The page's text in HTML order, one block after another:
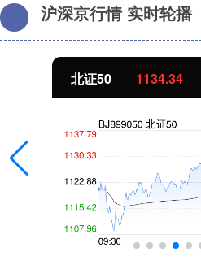
沪深京行情 实时轮播
创业板指 3560.69